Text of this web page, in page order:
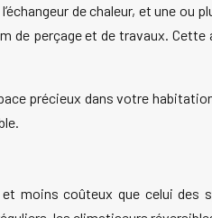
de chaleur, et une
perçage et de travaux.
précieux dans votre
et moins coûteux que celui